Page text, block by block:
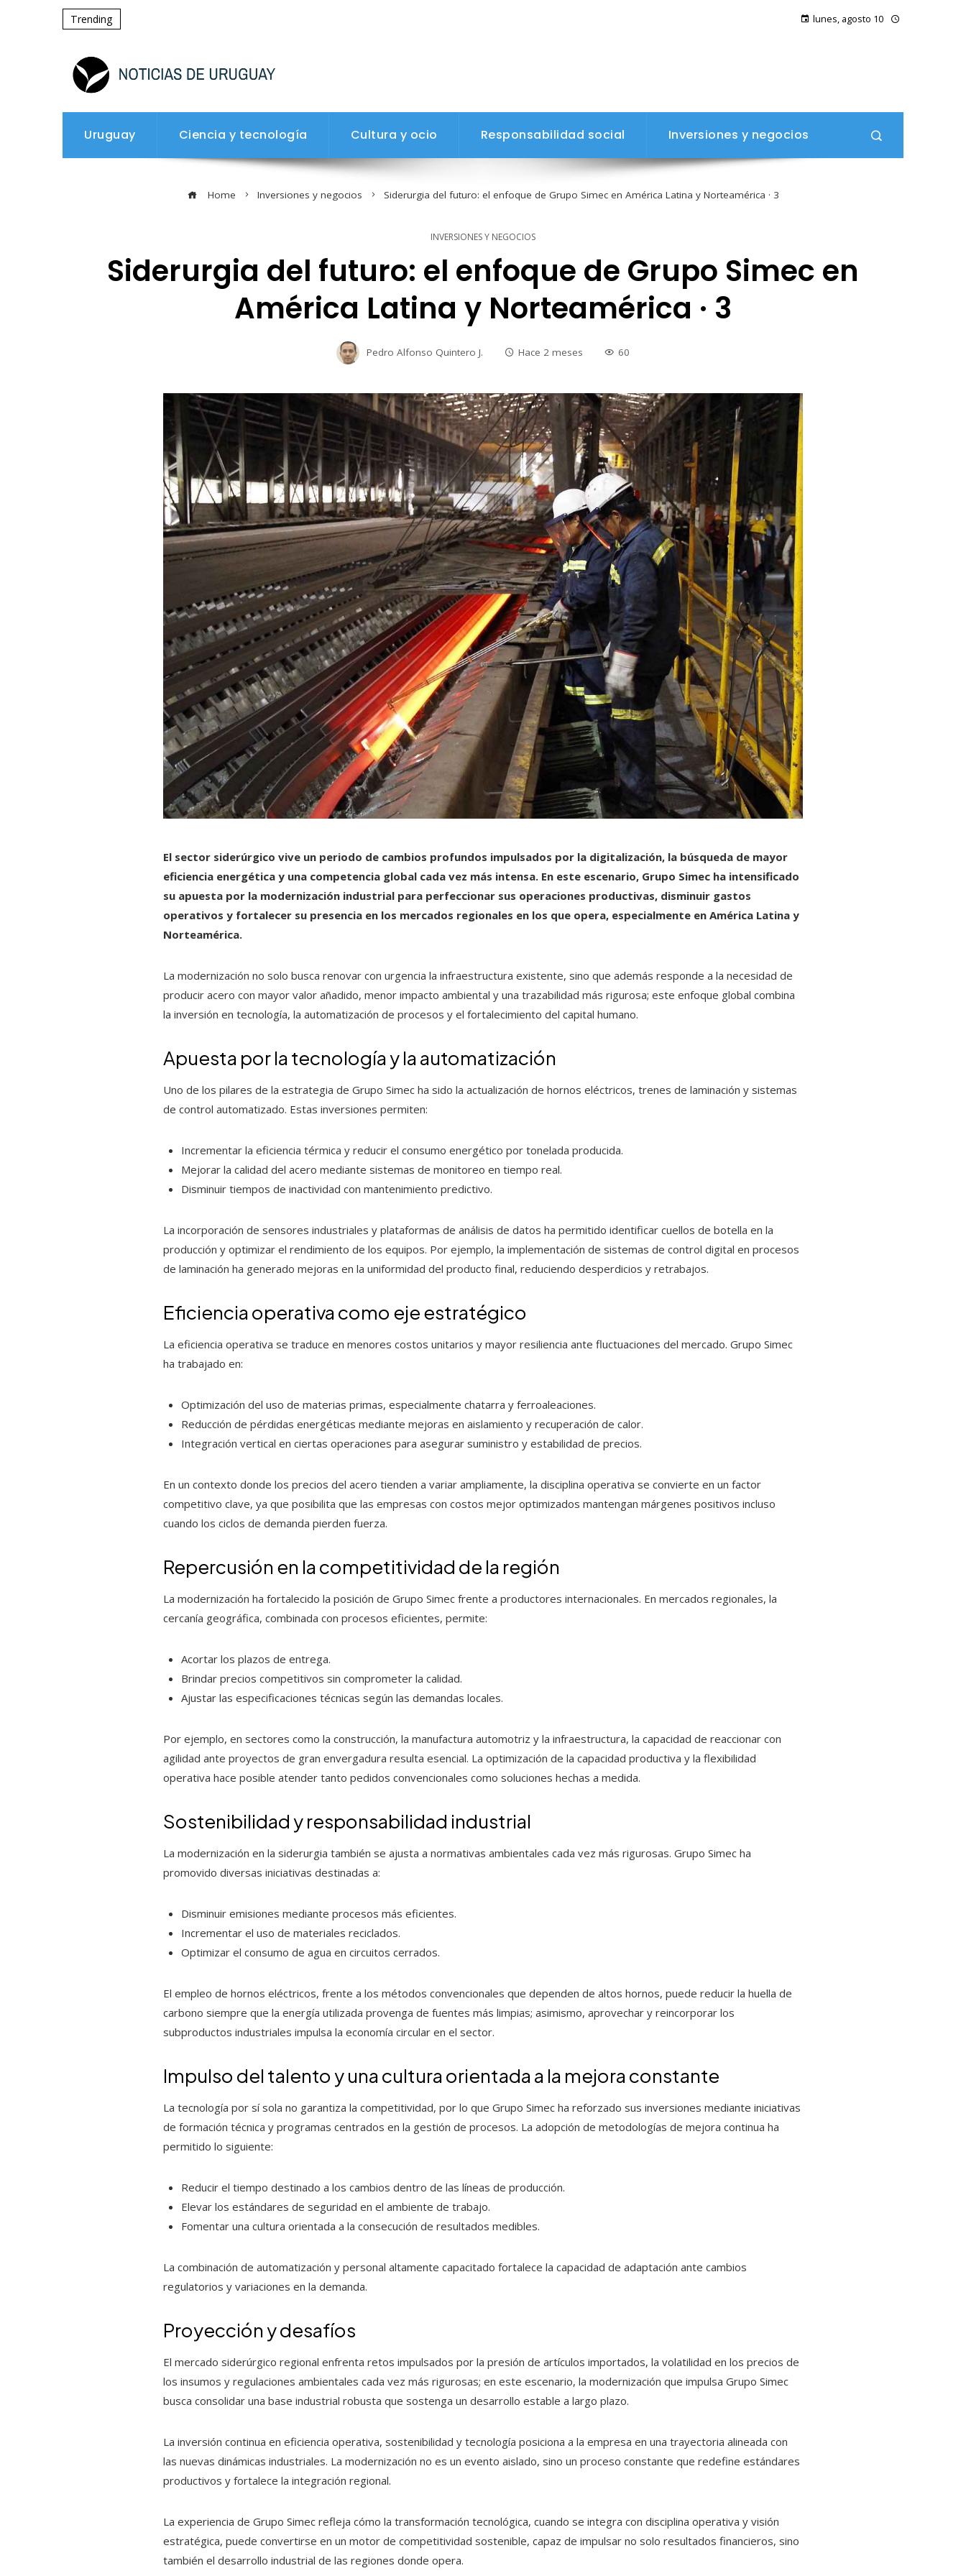
Trending lunes, agosto 10
Uruguay Ciencia y tecnología Cultura y ocio Responsabilidad social Inversiones y negocios
Home Inversiones y negocios Siderurgia del futuro: el enfoque de Grupo Simec en América Latina y Norteamérica · 3
INVERSIONES Y NEGOCIOS
Siderurgia del futuro: el enfoque de Grupo Simec en
América Latina y Norteamérica · 3
Pedro Alfonso Quintero J. Hace 2 meses 60
El sector siderúrgico vive un periodo de cambios profundos impulsados por la digitalización, la búsqueda de mayor
eficiencia energética y una competencia global cada vez más intensa. En este escenario, Grupo Simec ha intensificado
su apuesta por la modernización industrial para perfeccionar sus operaciones productivas, disminuir gastos
operativos y fortalecer su presencia en los mercados regionales en los que opera, especialmente en América Latina y
Norteamérica.
La modernización no solo busca renovar con urgencia la infraestructura existente, sino que además responde a la necesidad de
producir acero con mayor valor añadido, menor impacto ambiental y una trazabilidad más rigurosa; este enfoque global combina
la inversión en tecnología, la automatización de procesos y el fortalecimiento del capital humano.
Apuesta por la tecnología y la automatización
Uno de los pilares de la estrategia de Grupo Simec ha sido la actualización de hornos eléctricos, trenes de laminación y sistemas
de control automatizado. Estas inversiones permiten:
Incrementar la eficiencia térmica y reducir el consumo energético por tonelada producida.
Mejorar la calidad del acero mediante sistemas de monitoreo en tiempo real.
Disminuir tiempos de inactividad con mantenimiento predictivo.
La incorporación de sensores industriales y plataformas de análisis de datos ha permitido identificar cuellos de botella en la
producción y optimizar el rendimiento de los equipos. Por ejemplo, la implementación de sistemas de control digital en procesos
de laminación ha generado mejoras en la uniformidad del producto final, reduciendo desperdicios y retrabajos.
Eficiencia operativa como eje estratégico
La eficiencia operativa se traduce en menores costos unitarios y mayor resiliencia ante fluctuaciones del mercado. Grupo Simec
ha trabajado en:
Optimización del uso de materias primas, especialmente chatarra y ferroaleaciones.
Reducción de pérdidas energéticas mediante mejoras en aislamiento y recuperación de calor.
Integración vertical en ciertas operaciones para asegurar suministro y estabilidad de precios.
En un contexto donde los precios del acero tienden a variar ampliamente, la disciplina operativa se convierte en un factor
competitivo clave, ya que posibilita que las empresas con costos mejor optimizados mantengan márgenes positivos incluso
cuando los ciclos de demanda pierden fuerza.
Repercusión en la competitividad de la región
La modernización ha fortalecido la posición de Grupo Simec frente a productores internacionales. En mercados regionales, la
cercanía geográfica, combinada con procesos eficientes, permite:
Acortar los plazos de entrega.
Brindar precios competitivos sin comprometer la calidad.
Ajustar las especificaciones técnicas según las demandas locales.
Por ejemplo, en sectores como la construcción, la manufactura automotriz y la infraestructura, la capacidad de reaccionar con
agilidad ante proyectos de gran envergadura resulta esencial. La optimización de la capacidad productiva y la flexibilidad
operativa hace posible atender tanto pedidos convencionales como soluciones hechas a medida.
Sostenibilidad y responsabilidad industrial
La modernización en la siderurgia también se ajusta a normativas ambientales cada vez más rigurosas. Grupo Simec ha
promovido diversas iniciativas destinadas a:
Disminuir emisiones mediante procesos más eficientes.
Incrementar el uso de materiales reciclados.
Optimizar el consumo de agua en circuitos cerrados.
El empleo de hornos eléctricos, frente a los métodos convencionales que dependen de altos hornos, puede reducir la huella de
carbono siempre que la energía utilizada provenga de fuentes más limpias; asimismo, aprovechar y reincorporar los
subproductos industriales impulsa la economía circular en el sector.
Impulso del talento y una cultura orientada a la mejora constante
La tecnología por sí sola no garantiza la competitividad, por lo que Grupo Simec ha reforzado sus inversiones mediante iniciativas
de formación técnica y programas centrados en la gestión de procesos. La adopción de metodologías de mejora continua ha
permitido lo siguiente:
Reducir el tiempo destinado a los cambios dentro de las líneas de producción.
Elevar los estándares de seguridad en el ambiente de trabajo.
Fomentar una cultura orientada a la consecución de resultados medibles.
La combinación de automatización y personal altamente capacitado fortalece la capacidad de adaptación ante cambios
regulatorios y variaciones en la demanda.
Proyección y desafíos
El mercado siderúrgico regional enfrenta retos impulsados por la presión de artículos importados, la volatilidad en los precios de
los insumos y regulaciones ambientales cada vez más rigurosas; en este escenario, la modernización que impulsa Grupo Simec
busca consolidar una base industrial robusta que sostenga un desarrollo estable a largo plazo.
La inversión continua en eficiencia operativa, sostenibilidad y tecnología posiciona a la empresa en una trayectoria alineada con
las nuevas dinámicas industriales. La modernización no es un evento aislado, sino un proceso constante que redefine estándares
productivos y fortalece la integración regional.
La experiencia de Grupo Simec refleja cómo la transformación tecnológica, cuando se integra con disciplina operativa y visión
estratégica, puede convertirse en un motor de competitividad sostenible, capaz de impulsar no solo resultados financieros, sino
también el desarrollo industrial de las regiones donde opera.